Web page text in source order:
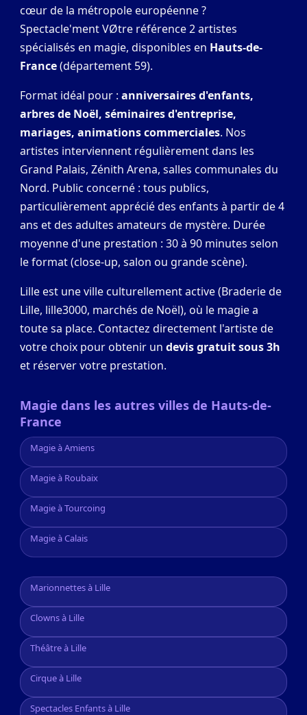
cœur de la métropole européenne ?
Spectacle'ment VØtre référence 2 artistes
spécialisés en magie, disponibles en Hauts-de-
France(département 59).
Format idéal pour : anniversaires d'enfants,
arbres de Noël, séminaires d'entreprise,
mariages, animations commerciales. Nos
artistes interviennent régulièrement dans les
Grand Palais, Zénith Arena, salles communales du
Nord. Public concerné : tous publics,
particulièrement apprécié des enfants à partir de 4
ans et des adultes amateurs de mystère. Durée
moyenne d'une prestation : 30 à 90 minutes selon
le format (close-up, salon ou grande scène).
Lille est une ville culturellement active (Braderie de
Lille, lille3000, marchés de Noël), où le magie a
toute sa place. Contactez directement l'artiste de
votre choix pour obtenir un devis gratuit sous 3h
et réserver votre prestation.
Magie dans les autres villes de Hauts-de-
France
Magie à Amiens
Magie à Roubaix
Magie à Tourcoing
Magie à Calais
Marionnettes à Lille
Clowns à Lille
Théâtre à Lille
Cirque à Lille
Spectacles Enfants à Lille